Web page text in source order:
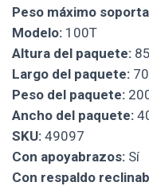
Peso máximo
Modelo: 100T
Altura del paquete: 85
Largo del paquete: 70
Peso del paquete:
Ancho del paquete:
SKU: 49097
Con apoyabrazos: Sí
Con respaldo